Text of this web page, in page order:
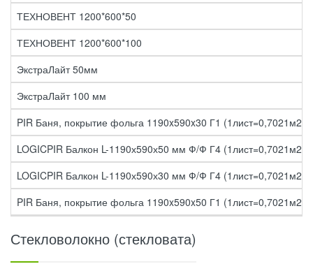
ТЕХНОВЕНТ 1200*600*50
ТЕХНОВЕНТ 1200*600*100
ЭкстраЛайт 50мм
ЭкстраЛайт 100 мм
PIR Баня, покрытие фольга 1190x590x30 Г1 (1лист=0,7021м2)
LOGICPIR Балкон L-1190х590х50 мм Ф/Ф Г4 (1лист=0,7021м2)
LOGICPIR Балкон L-1190х590х30 мм Ф/Ф Г4 (1лист=0,7021м2)
PIR Баня, покрытие фольга 1190x590x50 Г1 (1лист=0,7021м2)
Стекловолокно (стекловата)